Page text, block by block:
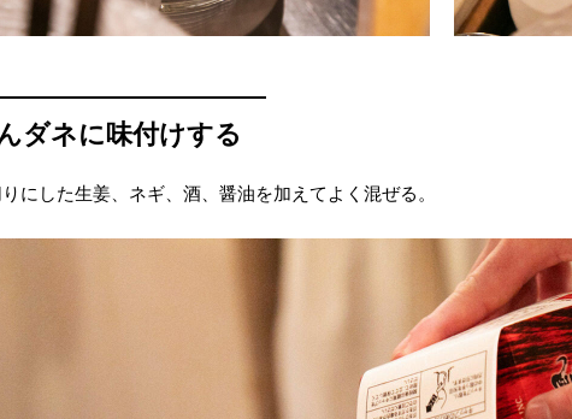
ダネに味付けする
にした生姜、ネギ、酒、醤油を加えてよく混ぜる。